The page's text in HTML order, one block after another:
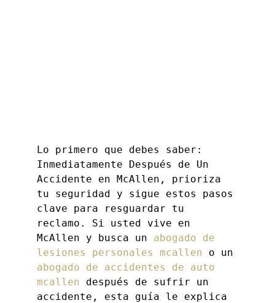
Lo primero que debes saber:
Inmediatamente Después de Un
Accidente en McAllen, prioriza
tu seguridad y sigue estos pasos
clave para resguardar tu
reclamo. Si usted vive en
McAllen y busca un abogado de
lesiones personales mcallen
abogado de accidentes de auto
mcallen después de sufrir un
accidente, esta guía le explica